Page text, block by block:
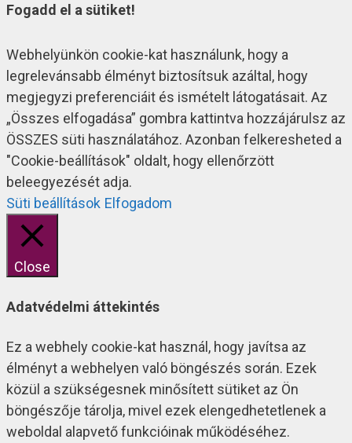
Fogadd el a sütiket!
Webhelyünkön cookie-kat használunk, hogy a
legrelevánsabb élményt biztosítsuk azáltal, hogy
megjegyzi preferenciáit és ismételt látogatásait. Az
„Összes elfogadása” gombra kattintva hozzájárulsz az
ÖSSZES süti használatához. Azonban felkeresheted a
"Cookie-beállítások" oldalt, hogy ellenőrzött
beleegyezését adja.
Süti beállítások Elfogadom
Close
Adatvédelmi áttekintés
Ez a webhely cookie-kat használ, hogy javítsa az
élményt a webhelyen való böngészés során. Ezek
közül a szükségesnek minősített sütiket az Ön
böngészője tárolja, mivel ezek elengedhetetlenek a
weboldal alapvető funkcióinak működéséhez.